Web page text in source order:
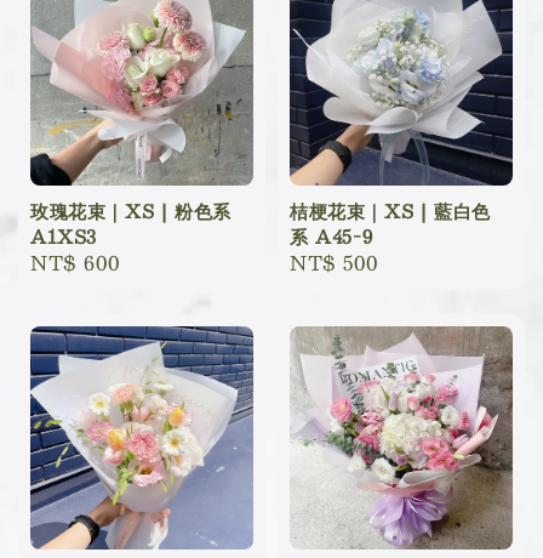
玫瑰花束｜XS | 粉色系
A1XS3
Regular
NT$ 600
桔梗花束｜XS | 藍白色
系 A45-9
Regular
NT$ 500